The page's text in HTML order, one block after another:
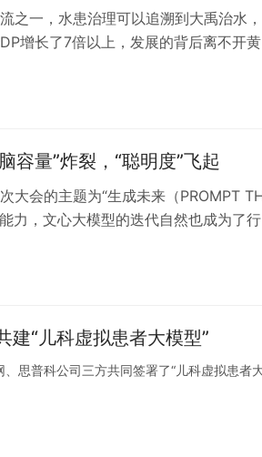
之一，水患治理可以追溯到大禹治水
增长了7倍以上，发展的背后离不开黄
容量”炸裂，“聪明度”飞起
大会的主题为“生成未来（PROMPT
力，文心大模型的迭代自然也成为了行
“儿科虚拟患者大模型”
思普科公司三方共同签署了“儿科虚拟患者